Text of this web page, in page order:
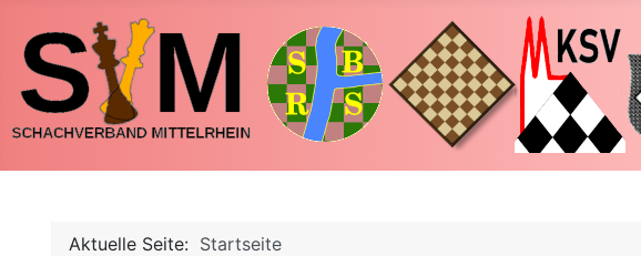
Aktuelle Seite: Startseite